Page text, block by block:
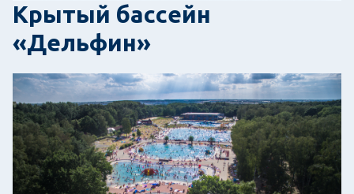
Крытый бассейн
«Дельфин»